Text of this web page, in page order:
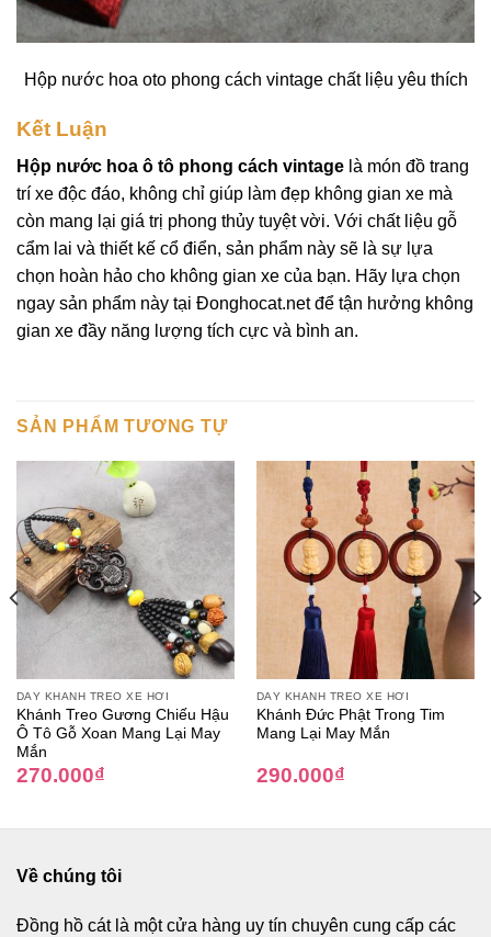
Hộp nước hoa oto phong cách vintage chất liệu yêu thích
Kết Luận
Hộp nước hoa ô tô phong cách vintage là món đồ trang
trí xe độc đáo, không chỉ giúp làm đẹp không gian xe mà
còn mang lại giá trị phong thủy tuyệt vời. Với chất liệu gỗ
cẩm lai và thiết kế cổ điển, sản phẩm này sẽ là sự lựa
chọn hoàn hảo cho không gian xe của bạn. Hãy lựa chọn
ngay sản phẩm này tại Đonghocat.net để tận hưởng không
gian xe đầy năng lượng tích cực và bình an.
SẢN PHẨM TƯƠNG TỰ
DÂY KHÁNH TREO XE HƠI
Khánh Treo Gương Chiếu Hậu
Ô Tô Gỗ Xoan Mang Lại May
Mắn
270.000₫
DÂY KHÁNH TREO XE HƠI
Khánh Đức Phật Trong Tim
Mang Lại May Mắn
290.000₫
Về chúng tôi
Đồng hồ cátlà một cửa hàng uy tín chuyên cung cấp các